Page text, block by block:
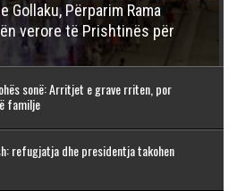
Gollaku, Përparim Rama
verore të Prishtinës për
sonë: Arritjet e grave rriten, por
familje
refugjatja dhe presidentja takohen